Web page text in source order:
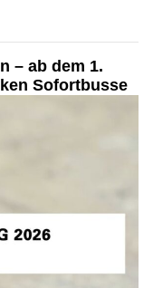
– ab dem 1.
Sofortbusse